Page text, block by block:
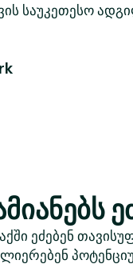
საუკეთესო
ეძებენ